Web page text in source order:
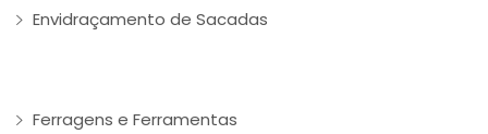
Envidraçamento de Sacadas
Ferragens e Ferramentas